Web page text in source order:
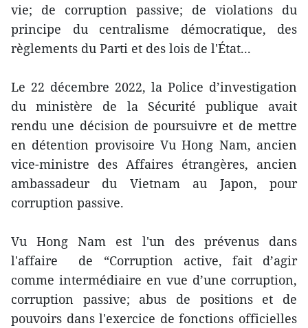
vie; de corruption passive; de violations du
principe du centralisme démocratique, des
règlements du Parti et des lois de l'État...
Le 22 décembre 2022, la Police d’investigation
du ministère de la Sécurité publique avait
rendu une décision de poursuivre et de mettre
en détention provisoire Vu Hong Nam, ancien
vice-ministre des Affaires étrangères, ancien
ambassadeur du Vietnam au Japon, pour
corruption passive.
Vu Hong Nam est l'un des prévenus dans
l'affaire de “Corruption active, fait d’agir
comme intermédiaire en vue d’une corruption,
corruption passive; abus de positions et de
pouvoirs dans l'exercice de fonctions officielles